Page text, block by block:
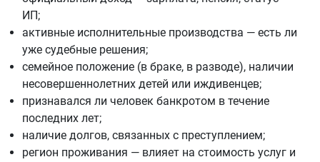
ИП;
активные исполнительные производства — есть ли
уже судебные решения;
семейное положение (в браке, в разводе), наличии
несовершеннолетних детей или иждивенцев;
признавался ли человек банкротом в течение
последних лет;
наличие долгов, связанных с преступлением;
регион проживания — влияет на стоимость услуг и